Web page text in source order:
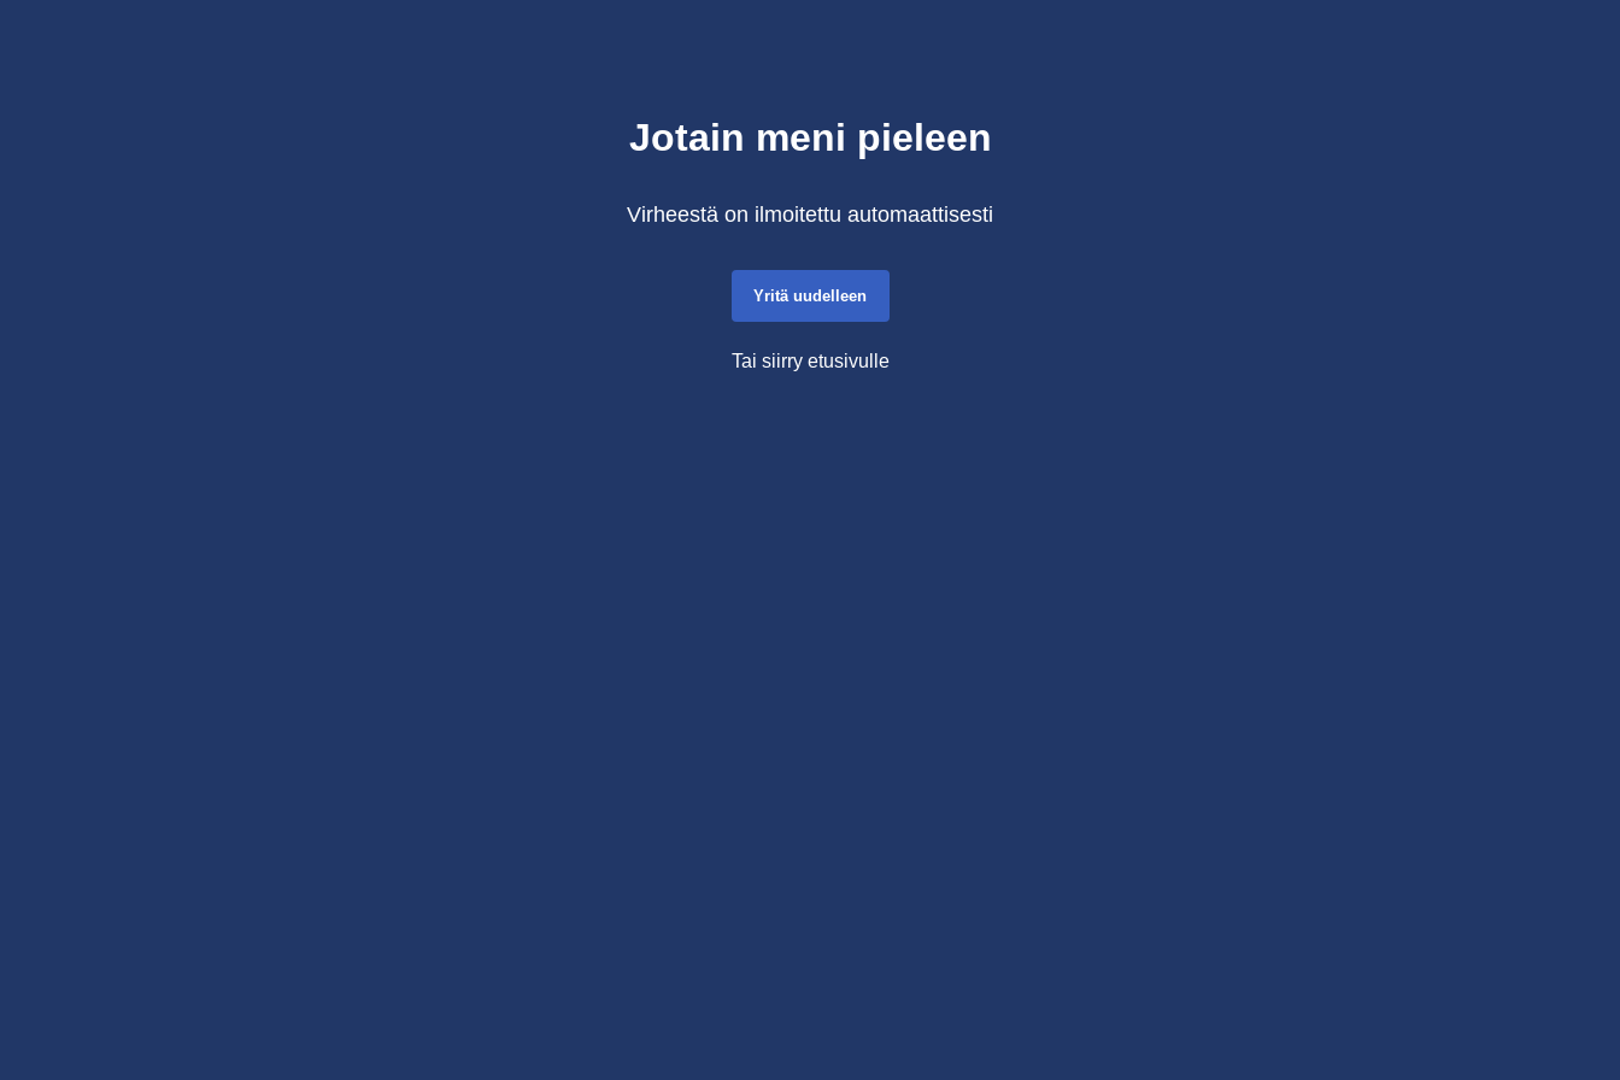
Jotain meni pieleen
Virheestä on ilmoitettu automaattisesti
Yritä uudelleen
Tai siirry etusivulle